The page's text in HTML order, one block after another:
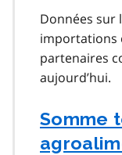
Données sur
importations
partenaires
aujourd’hui.
Somme